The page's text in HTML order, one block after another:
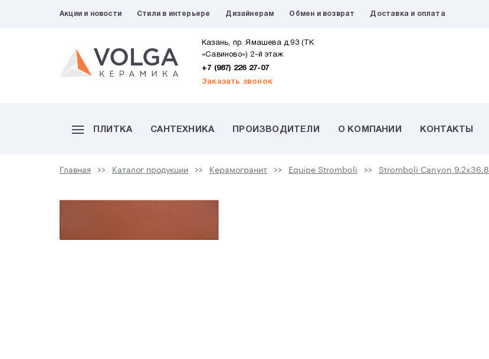
Акции и новости Стили в интерьере Дизайнерам Обмен и возврат Доставка и оплата
Казань, пр. Ямашева д.93 (ТК
«Савиново») 2-й этаж
+7 (987) 226 27-07
Заказать звонок
ПЛИТКА САНТЕХНИКА ПРОИЗВОДИТЕЛИ О КОМПАНИИ КОНТАКТЫ
Главная Каталог продукции Керамогранит Equipe Stromboli Stromboli Canyon 9.2x36.8